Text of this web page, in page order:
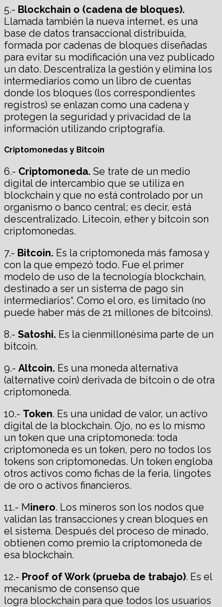
5.- Blockchain o (cadena de bloques).
Llamada también la nueva internet, es una
base de datos transaccional distribuida,
formada por cadenas de bloques diseñadas
para evitar su modificación una vez publicado
un dato. Descentraliza la gestión y elimina los
intermediarios como un libro de cuentas
donde los bloques (los correspondientes
registros) se enlazan como una cadena y
protegen la seguridad y privacidad de la
información utilizando criptografía.
Criptomonedas y Bitcoin
6.- Criptomoneda. Se trate de un medio
digital de intercambio que se utiliza en
blockchain y que no está controlado por un
organismo o banco central; es decir, está
descentralizado. Litecoin, ether y bitcoin son
criptomonedas.
7.- Bitcoin. Es la criptomoneda más famosa y
con la que empezó todo. Fue el primer
modelo de uso de la tecnología blockchain,
destinado a ser un sistema de pago sin
intermediarios“. Como el oro, es limitado (no
puede haber más de 21 millones de bitcoins).
8.- Satoshi. Es la cienmillonésima parte de un
bitcoin.
9.- Altcoin. Es una moneda alternativa
(alternative coin) derivada de bitcoin o de otra
criptomoneda.
10.- Token. Es una unidad de valor, un activo
digital de la blockchain. Ojo, no es lo mismo
un token que una criptomoneda: toda
criptomoneda es un token, pero no todos los
tokens son criptomonedas. Un token engloba
otros activos como fichas de la feria, lingotes
de oro o activos financieros.
11.- Minero. Los mineros son los nodos que
validan las transacciones y crean bloques en
el sistema. Después del proceso de minado,
obtienen como premio la criptomoneda de
esa blockchain.
12.- Proof of Work (prueba de trabajo). Es el
mecanismo de consenso que
logra blockchain para que todos los usuarios